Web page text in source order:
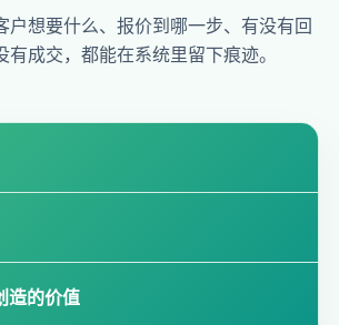
户想要什么、报价到哪一步、有没有回
有成交，都能在系统里留下痕迹。
造的价值